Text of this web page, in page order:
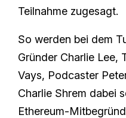
Teilnahme zugesagt.
So werden bei dem
Gründer Charlie Lee,
Vays, Podcaster
Charlie Shrem dabei
Ethereum-